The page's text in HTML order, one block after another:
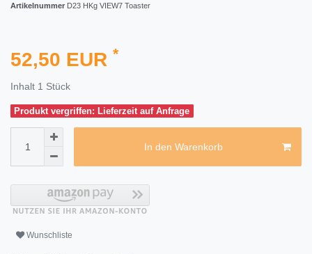
Artikelnummer D23 HKg ‎VIEW7 Toaster
52,50 EUR *
Inhalt 1 Stück
Produkt vergriffen: Lieferzeit auf Anfrage
In den Warenkorb
Wunschliste